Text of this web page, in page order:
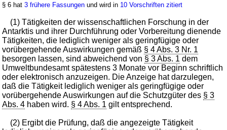
§ 6 hat3 frühere Fassungen und wird in 10 Vorschriften zitiert
(1) Tätigkeiten der wissenschaftlichen Forschung in der
Antarktis und ihrer Durchführung oder Vorbereitung dienende
Tätigkeiten, die lediglich weniger als geringfügige oder
vorübergehende Auswirkungen gemäß § 4 Abs. 3 Nr. 1
besorgen lassen, sind abweichend von § 3 Abs. 1 dem
Umweltbundesamt spätestens 3 Monate vor Beginn schriftlich
oder elektronisch anzuzeigen. Die Anzeige hat darzulegen,
daß die Tätigkeit lediglich weniger als geringfügige oder
vorübergehende Auswirkungen auf die Schutzgüter des § 3
Abs. 4 haben wird. § 4 Abs. 1 gilt entsprechend.
(2) Ergibt die Prüfung, daß die angezeigte Tätigkeit